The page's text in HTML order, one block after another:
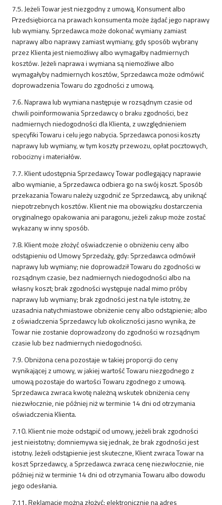
7.5. Jeżeli Towar jest niezgodny z umową, Konsument albo
Przedsiębiorca na prawach konsumenta może żądać jego naprawy
lub wymiany. Sprzedawca może dokonać wymiany zamiast
naprawy albo naprawy zamiast wymiany, gdy sposób wybrany
przez Klienta jest niemożliwy albo wymagałby nadmiernych
kosztów. Jeżeli naprawa i wymiana są niemożliwe albo
wymagałyby nadmiernych kosztów, Sprzedawca może odmówić
doprowadzenia Towaru do zgodności z umową.
7.6. Naprawa lub wymiana następuje w rozsądnym czasie od
chwili poinformowania Sprzedawcy o braku zgodności, bez
nadmiernych niedogodności dla Klienta, z uwzględnieniem
specyfiki Towaru i celu jego nabycia. Sprzedawca ponosi koszty
naprawy lub wymiany, w tym koszty przewozu, opłat pocztowych,
robocizny i materiałów.
7.7. Klient udostępnia Sprzedawcy Towar podlegający naprawie
albo wymianie, a Sprzedawca odbiera go na swój koszt. Sposób
przekazania Towaru należy uzgodnić ze Sprzedawcą, aby uniknąć
niepotrzebnych kosztów. Klient nie ma obowiązku dostarczenia
oryginalnego opakowania ani paragonu, jeżeli zakup może zostać
wykazany w inny sposób.
7.8. Klient może złożyć oświadczenie o obniżeniu ceny albo
odstąpieniu od Umowy Sprzedaży, gdy: Sprzedawca odmówił
naprawy lub wymiany; nie doprowadził Towaru do zgodności w
rozsądnym czasie, bez nadmiernych niedogodności albo na
własny koszt; brak zgodności występuje nadal mimo próby
naprawy lub wymiany; brak zgodności jest na tyle istotny, że
uzasadnia natychmiastowe obniżenie ceny albo odstąpienie; albo
z oświadczenia Sprzedawcy lub okoliczności jasno wynika, że
Towar nie zostanie doprowadzony do zgodności w rozsądnym
czasie lub bez nadmiernych niedogodności.
7.9. Obniżona cena pozostaje w takiej proporcji do ceny
wynikającej z umowy, w jakiej wartość Towaru niezgodnego z
umową pozostaje do wartości Towaru zgodnego z umową.
Sprzedawca zwraca kwotę należną wskutek obniżenia ceny
niezwłocznie, nie później niż w terminie 14 dni od otrzymania
oświadczenia Klienta.
7.10. Klient nie może odstąpić od umowy, jeżeli brak zgodności
jest nieistotny; domniemywa się jednak, że brak zgodności jest
istotny. Jeżeli odstąpienie jest skuteczne, Klient zwraca Towar na
koszt Sprzedawcy, a Sprzedawca zwraca cenę niezwłocznie, nie
później niż w terminie 14 dni od otrzymania Towaru albo dowodu
jego odesłania.
7.11. Reklamację można złożyć: elektronicznie na adres